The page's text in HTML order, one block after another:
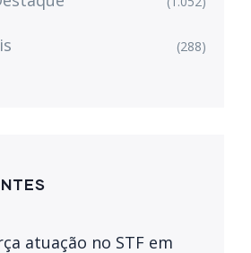
(288)
atuação no STF em